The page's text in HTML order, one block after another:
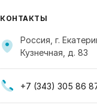
КОНТАКТЫ
Россия, г.
Кузнечная, д. 83
+7 (343) 305 86